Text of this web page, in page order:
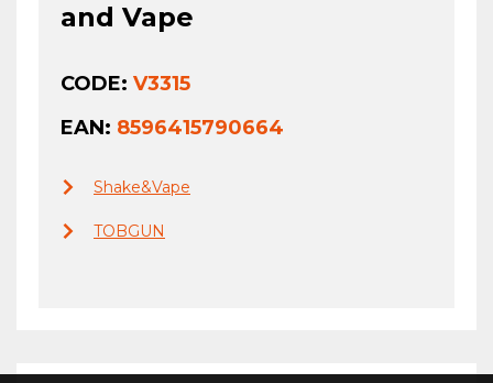
and Vape
CODE: V3315
EAN: 8596415790664
Shake&Vape
TOBGUN